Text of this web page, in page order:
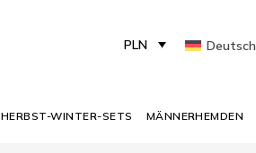
PLN Deutsch
HERBST-WINTER-SETS MÄNNERHEMDEN